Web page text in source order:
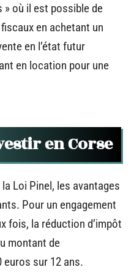
» où il est possible de
en achetant un
en l’état futur
en location pour une
en Corse
Loi Pinel, les avantages
Pour un engagement
fois, la réduction d’impôt
montant de
euros sur 12 ans.